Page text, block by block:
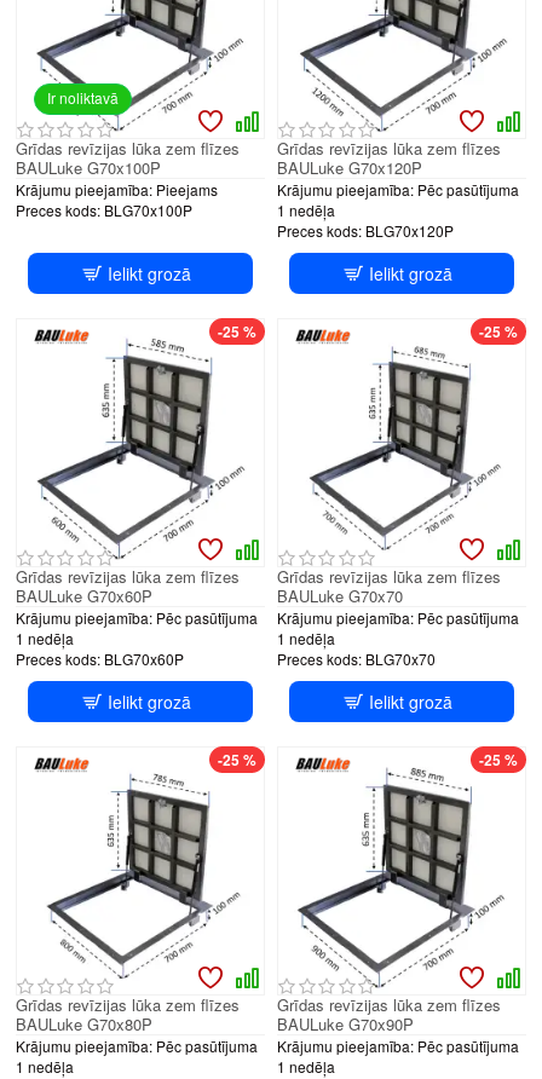
Ir noliktavā
Krājumu pieejamība: Pieejams
Preces kods: BLG70x100P
Grīdas revīzijas lūka zem flīzes
BAULuke G70x100P
Ielikt grozā
Krājumu pieejamība: Pēc pasūtījuma
1 nedēļa
Preces kods: BLG70x120P
Grīdas revīzijas lūka zem flīzes
BAULuke G70x120P
Ielikt grozā
-25 %
Krājumu pieejamība: Pēc pasūtījuma
1 nedēļa
Preces kods: BLG70x60P
Grīdas revīzijas lūka zem flīzes
BAULuke G70x60P
Ielikt grozā
-25 %
Krājumu pieejamība: Pēc pasūtījuma
1 nedēļa
Preces kods: BLG70x70
Grīdas revīzijas lūka zem flīzes
BAULuke G70x70
Ielikt grozā
-25 %
Krājumu pieejamība: Pēc pasūtījuma
1 nedēļa
Grīdas revīzijas lūka zem flīzes
BAULuke G70x80P
-25 %
Krājumu pieejamība: Pēc pasūtījuma
1 nedēļa
Grīdas revīzijas lūka zem flīzes
BAULuke G70x90P